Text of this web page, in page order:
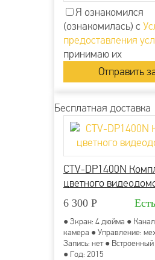
Я ознакомился
(ознакомилась) с
предоставления
принимаю их
Бесплатная доставка
CTV-DP1400N
цветного
6 300 Р
● Экран: 4 дюйма ●
камера ● Управление:
Запись: нет ●
● Год: 2015